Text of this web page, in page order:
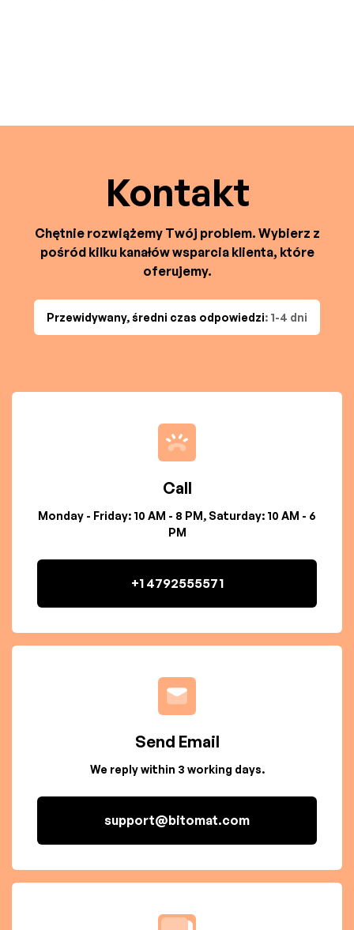
Kontakt
Chętnie rozwiążemy Twój problem. Wybierz z
pośród kilku kanałów wsparcia klienta, które
oferujemy.
Przewidywany, średni czas odpowiedzi: 1-4 dni
Call
Monday - Friday: 10 AM - 8 PM, Saturday: 10 AM - 6
PM
+1 4792555571
Send Email
We reply within 3 working days.
support@bitomat.com